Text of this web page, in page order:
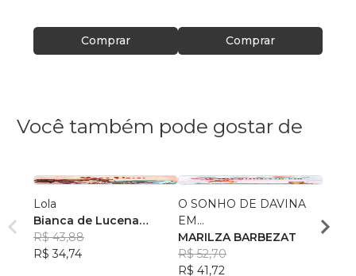
Comprar Comprar
Você também pode gostar de
Lola
Bianca de Lucena
Coutinho de Oliveira
R$ 43,88
R$ 34,74
O SONHO DE DAVINA
EM...
MARILZA BARBEZAT
R$ 52,70
R$ 41,72
R$